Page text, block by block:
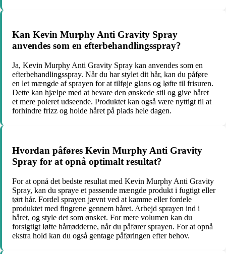
Kan Kevin Murphy Anti Gravity Spray
anvendes som en efterbehandlingsspray?
Ja, Kevin Murphy Anti Gravity Spray kan anvendes som en
efterbehandlingsspray. Når du har stylet dit hår, kan du påføre
en let mængde af sprayen for at tilføje glans og løfte til frisuren.
Dette kan hjælpe med at bevare den ønskede stil og give håret
et mere poleret udseende. Produktet kan også være nyttigt til at
forhindre frizz og holde håret på plads hele dagen.
Hvordan påføres Kevin Murphy Anti Gravity
Spray for at opnå optimalt resultat?
For at opnå det bedste resultat med Kevin Murphy Anti Gravity
Spray, kan du spraye et passende mængde produkt i fugtigt eller
tørt hår. Fordel sprayen jævnt ved at kamme eller fordele
produktet med fingrene gennem håret. Arbejd sprayen ind i
håret, og style det som ønsket. For mere volumen kan du
forsigtigt løfte hårrødderne, når du påfører sprayen. For at opnå
ekstra hold kan du også gentage påføringen efter behov.